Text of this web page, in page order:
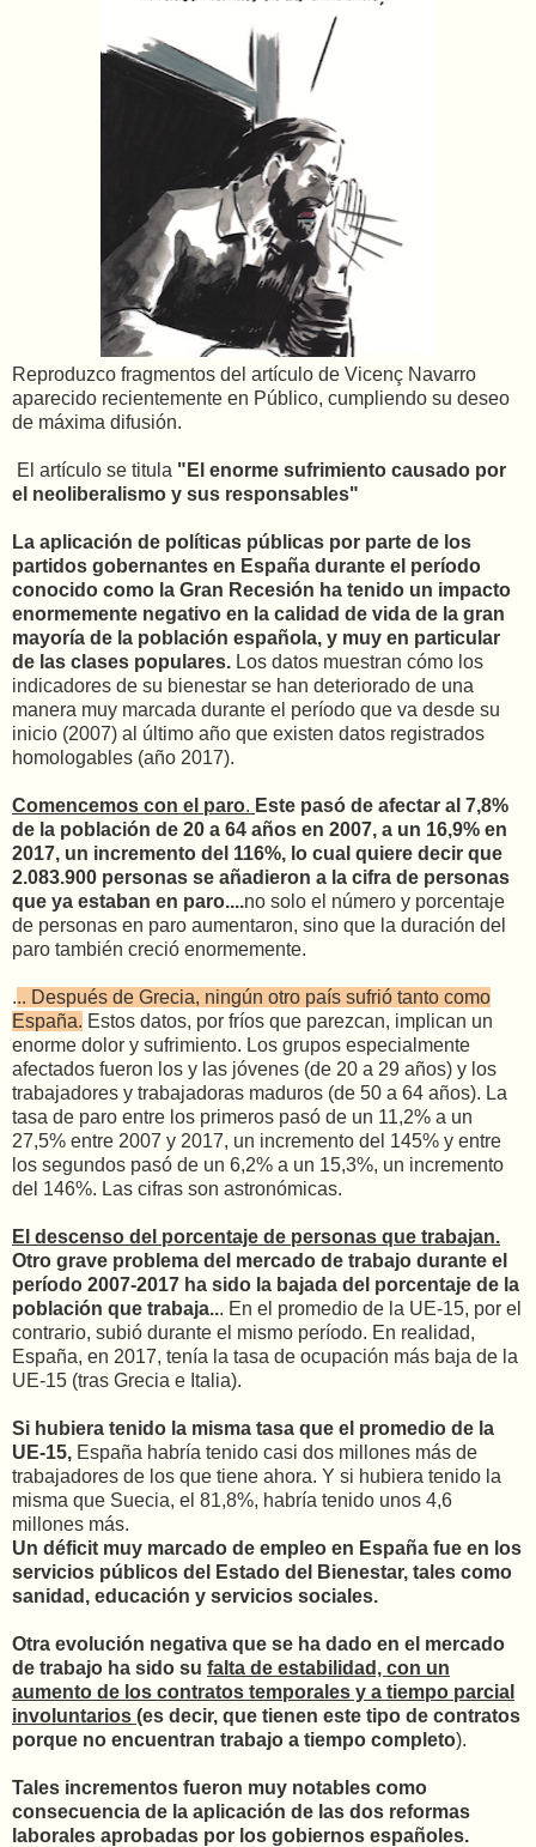
Reproduzco fragmentos del artículo de Vicenç Navarro
aparecido recientemente en Público, cumpliendo su deseo
de máxima difusión.
El artículo se titula "El enorme sufrimiento causado por
el neoliberalismo y sus responsables"
La aplicación de políticas públicas por parte de los
partidos gobernantes en España durante el período
conocido como la Gran Recesión ha tenido un impacto
enormemente negativo en la calidad de vida de la gran
mayoría de la población española, y muy en particular
de las clases populares. Los datos muestran cómo los
indicadores de su bienestar se han deteriorado de una
manera muy marcada durante el período que va desde su
inicio (2007) al último año que existen datos registrados
homologables (año 2017).
Comencemos con el paro. Este pasó de afectar al 7,8%
de la población de 20 a 64 años en 2007, a un 16,9% en
2017, un incremento del 116%, lo cual quiere decir que
2.083.900 personas se añadieron a la cifra de personas
que ya estaban en paro....no solo el número y porcentaje
de personas en paro aumentaron, sino que la duración del
paro también creció enormemente.
... Después de Grecia, ningún otro país sufrió tanto como
España. Estos datos, por fríos que parezcan, implican un
enorme dolor y sufrimiento. Los grupos especialmente
afectados fueron los y las jóvenes (de 20 a 29 años) y los
trabajadores y trabajadoras maduros (de 50 a 64 años). La
tasa de paro entre los primeros pasó de un 11,2% a un
27,5% entre 2007 y 2017, un incremento del 145% y entre
los segundos pasó de un 6,2% a un 15,3%, un incremento
del 146%. Las cifras son astronómicas.
El descenso del porcentaje de personas que trabajan.
Otro grave problema del mercado de trabajo durante el
período 2007-2017 ha sido la bajada del porcentaje de la
población que trabaja... En el promedio de la UE-15, por el
contrario, subió durante el mismo período. En realidad,
España, en 2017, tenía la tasa de ocupación más baja de la
UE-15 (tras Grecia e Italia).
Si hubiera tenido la misma tasa que el promedio de la
UE-15, España habría tenido casi dos millones más de
trabajadores de los que tiene ahora. Y si hubiera tenido la
misma que Suecia, el 81,8%, habría tenido unos 4,6
millones más.
Un déficit muy marcado de empleo en España fue en los
servicios públicos del Estado del Bienestar, tales como
sanidad, educación y servicios sociales.
Otra evolución negativa que se ha dado en el mercado
de trabajo ha sido su falta de estabilidad, con un
aumento de los contratos temporales y a tiempo parcial
involuntarios (es decir, que tienen este tipo de contratos
porque no encuentran trabajo a tiempo completo).
Tales incrementos fueron muy notables como
consecuencia de la aplicación de las dos reformas
laborales aprobadas por los gobiernos españoles.